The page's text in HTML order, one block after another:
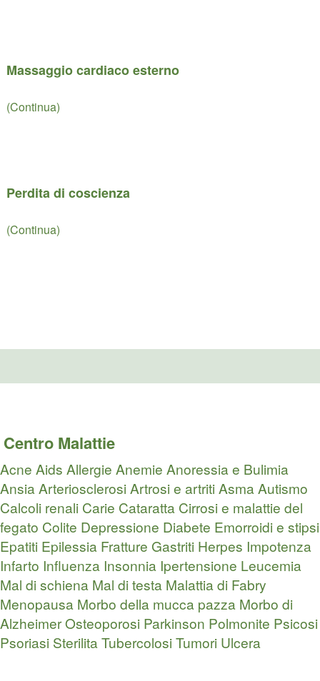
Massaggio cardiaco esterno
(Continua)
Perdita di coscienza
(Continua)
Centro Malattie
Acne Aids Allergie Anemie Anoressia e Bulimia
AnsiaArteriosclerosiArtrosi e artritiAsmaAutismo
Calcoli renali Carie Cataratta Cirrosi e malattie del
fegato Colite Depressione Diabete Emorroidi e stipsi
Epatiti Epilessia Fratture Gastriti Herpes Impotenza
Infarto Influenza Insonnia Ipertensione Leucemia
Mal di schiena Mal di testa Malattia di Fabry
Menopausa Morbo della mucca pazza Morbo di
AlzheimerOsteoporosi Parkinson Polmonite Psicosi
Psoriasi SterilitaTubercolosiTumori Ulcera